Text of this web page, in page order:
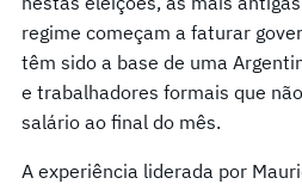
regime começam a faturar
têm sido a base de uma
e trabalhadores formais que
salário ao final do mês.
A experiência liderada por